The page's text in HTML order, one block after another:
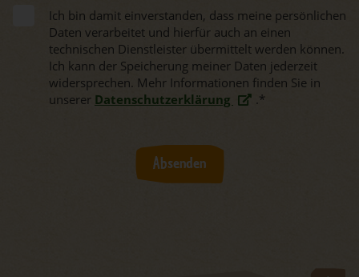
Ich bin damit einverstanden, dass meine persönlichen
Daten verarbeitet und hierfür auch an einen
technischen Dienstleister übermittelt werden können.
Ich kann der Speicherung meiner Daten jederzeit
widersprechen. Mehr Informationen finden Sie in
unserer Datenschutzerklärung .*
Absenden